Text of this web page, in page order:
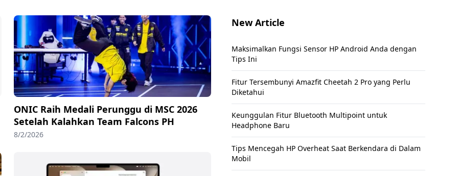
ONIC Raih Medali Perunggu di MSC 2026
Setelah Kalahkan Team Falcons PH
8/2/2026
New Article
Maksimalkan Fungsi Sensor HP Android Anda dengan
Tips Ini
Fitur Tersembunyi Amazfit Cheetah 2 Pro yang Perlu
Diketahui
Keunggulan Fitur Bluetooth Multipoint untuk
Headphone Baru
Tips Mencegah HP Overheat Saat Berkendara di Dalam
Mobil